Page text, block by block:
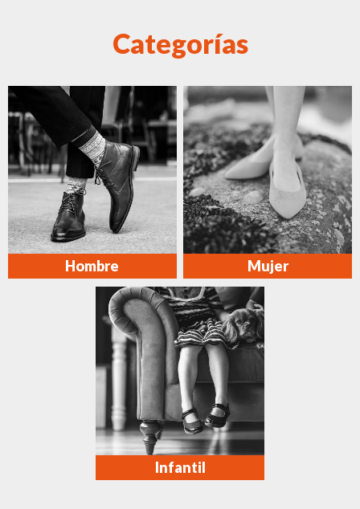
Categorías
Hombre Mujer
Infantil